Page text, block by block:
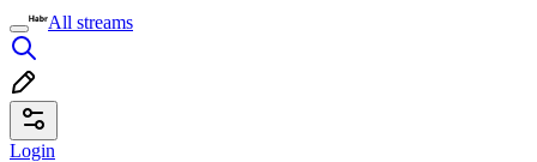
All streams
Login